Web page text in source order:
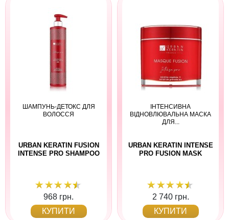
ШАМПУНЬ-ДЕТОКС ДЛЯ
ВОЛОССЯ
URBAN KERATIN FUSION
INTENSE PRO SHAMPOO
968 грн.
КУПИТИ
ІНТЕНСИВНА
ВІДНОВЛЮВАЛЬНА МАСКА
ДЛЯ...
URBAN KERATIN INTENSE
PRO FUSION MASK
2 740 грн.
КУПИТИ